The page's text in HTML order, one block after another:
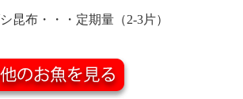
昆布・・・定期量（2-3片）